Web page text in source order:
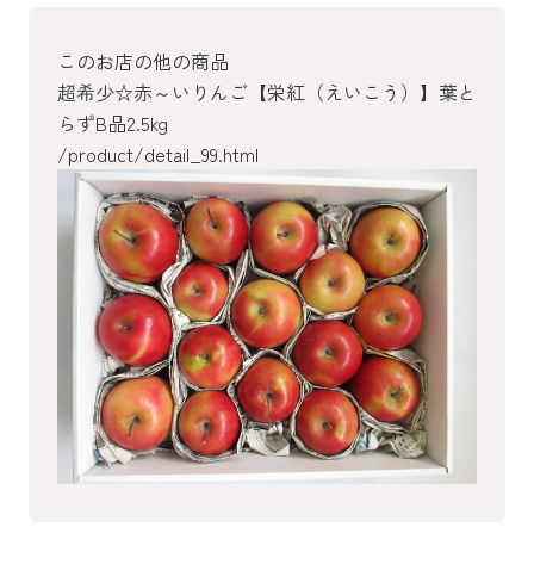
このお店の他の商品
超希少☆赤～いりんご【栄紅（えいこう）】葉と
らずB品2.5kg
/product/detail_99.html
/product/detail_96.html
/product/detail_92.html
/product/detail_90.html
/product/detail_87.html
/product/detail_53.html